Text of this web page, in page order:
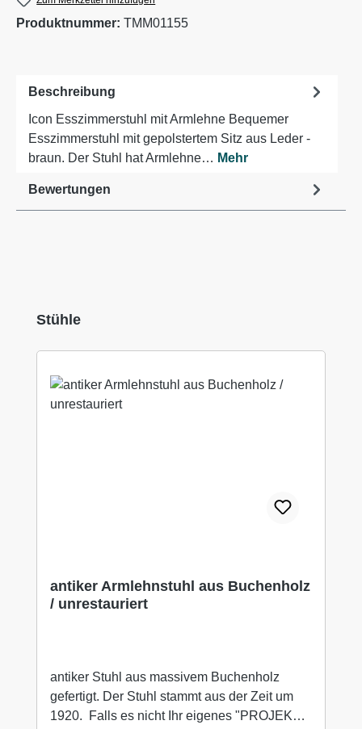
Produktnummer: TMM01155
Beschreibung
Icon Esszimmerstuhl mit Armlehne Bequemer
Esszimmerstuhl mit gepolstertem Sitz aus Leder -
braun. Der Stuhl hat Armlehne… Mehr
Bewertungen
Produktgalerie überspringen
Stühle
antiker Armlehnstuhl aus Buchenholz
/ unrestauriert
antiker Stuhl aus massivem Buchenholz
gefertigt. Der Stuhl stammt aus der Zeit um
1920. Falls es nicht Ihr eigenes "PROJEKT"